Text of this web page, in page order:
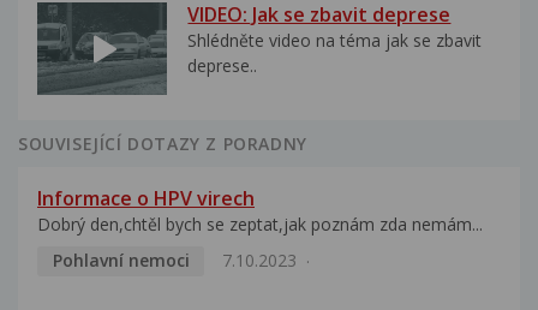
VIDEO: Jak se zbavit deprese
Shlédněte video na téma jak se zbavit
deprese..
SOUVISEJÍCÍ DOTAZY Z PORADNY
Informace o HPV virech
Dobrý den,chtěl bych se zeptat,jak poznám zda nemám...
Pohlavní nemoci
7.10.2023